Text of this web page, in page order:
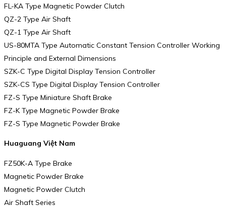
FL-KA Type Magnetic Powder Clutch
QZ-2 Type Air Shaft
QZ-1 Type Air Shaft
US-80MTA Type Automatic Constant Tension Controller Working
Principle and External Dimensions
SZK-C Type Digital Display Tension Controller
SZK-CS Type Digital Display Tension Controller
FZ-S Type Miniature Shaft Brake
FZ-K Type Magnetic Powder Brake
FZ-S Type Magnetic Powder Brake
Huaguang Việt Nam
FZ50K-A Type Brake
Magnetic Powder Brake
Magnetic Powder Clutch
Air Shaft Series